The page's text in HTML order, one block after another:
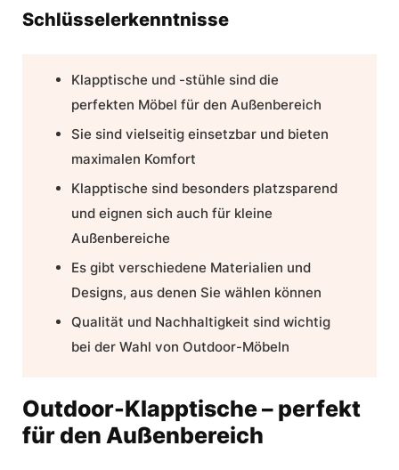
Schlüsselerkenntnisse
Klapptische und -stühle sind die
perfekten Möbel für den Außenbereich
Sie sind vielseitig einsetzbar und bieten
maximalen Komfort
Klapptische sind besonders platzsparend
und eignen sich auch für kleine
Außenbereiche
Es gibt verschiedene Materialien und
Designs, aus denen Sie wählen können
Qualität und Nachhaltigkeit sind wichtig
bei der Wahl von Outdoor-Möbeln
Outdoor-Klapptische – perfekt
für den Außenbereich